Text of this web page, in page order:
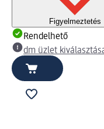
Figyelmeztetés
Rendelhető
dm üzlet